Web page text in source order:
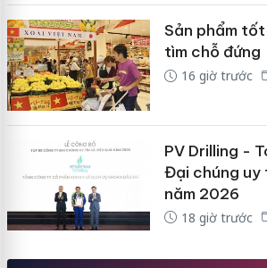
Sản phẩm
tìm chỗ đứng
16 giờ trước
PV Drilling -
Đại chúng uy
năm 2026
18 giờ trước